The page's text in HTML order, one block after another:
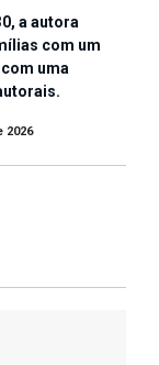
a autora
com um
uma
2026